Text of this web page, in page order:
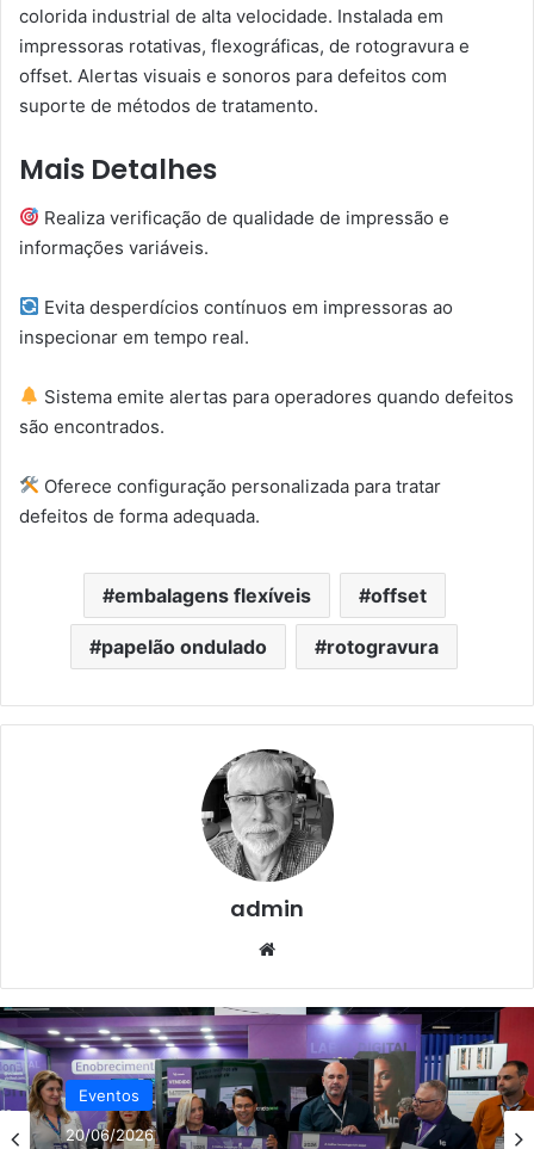
colorida industrial de alta velocidade. Instalada em
impressoras rotativas, flexográficas, de rotogravura e
offset. Alertas visuais e sonoros para defeitos com
suporte de métodos de tratamento.
Mais Detalhes
Realiza verificação de qualidade de impressão e
informações variáveis.
Evita desperdícios contínuos em impressoras ao
inspecionar em tempo real.
Sistema emite alertas para operadores quando defeitos
são encontrados.
Oferece configuração personalizada para tratar
defeitos de forma adequada.
embalagens flexíveis offset
papelão ondulado rotogravura
admin
Eventos
20/06/2026